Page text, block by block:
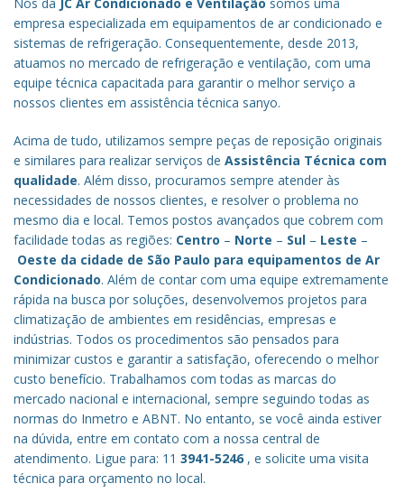
empresa especializada em equipamentos de ar condicionado e
sistemas de refrigeração. Consequentemente, desde 2013,
atuamos no mercado de refrigeração e ventilação, com uma
equipe técnica capacitada para garantir o melhor serviço a
nossos clientes em assistência técnica sanyo.
Acima de tudo, utilizamos sempre peças de reposição originais
e similares para realizar serviços de Assistência Técnica com
qualidade. Além disso, procuramos sempre atender às
necessidades de nossos clientes, e resolver o problema no
mesmo dia e local. Temos postos avançados que cobrem com
facilidade todas as regiões: Centro – Norte – Sul – Leste –
Oeste da cidade de São Paulo para equipamentos de Ar
Condicionado. Além de contar com uma equipe extremamente
rápida na busca por soluções, desenvolvemos projetos para
climatização de ambientes em residências, empresas e
indústrias. Todos os procedimentos são pensados para
minimizar custos e garantir a satisfação, oferecendo o melhor
custo benefício. Trabalhamos com todas as marcas do
mercado nacional e internacional, sempre seguindo todas as
normas do Inmetro e ABNT. No entanto, se você ainda estiver
na dúvida, entre em contato com a nossa central de
atendimento. Ligue para: 11 3941-5246 , e solicite uma visita
técnica para orçamento no local.